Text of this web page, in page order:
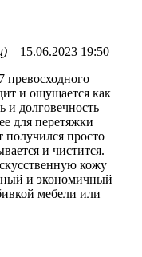
– 15.06.2023 19:50
превосходного
и ощущается как
и долговечность
для перетяжки
получился просто
и чистится.
кожу
и экономичный
мебели или